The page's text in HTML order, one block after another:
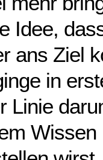
Idee,
ans Ziel
in
Linie
Wissen